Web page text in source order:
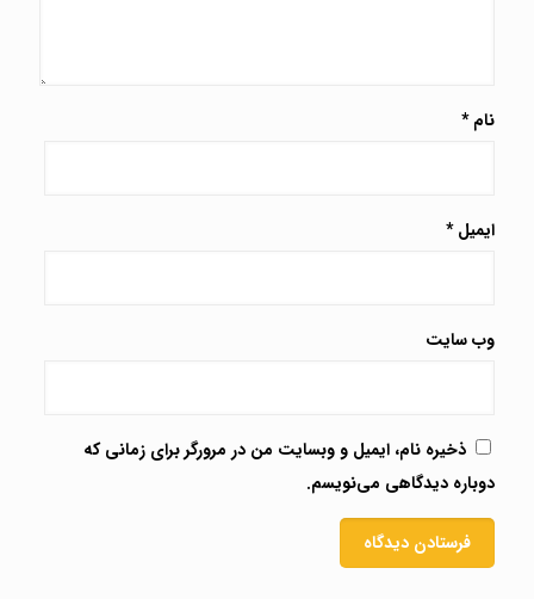
نام*
ایمیل*
وب‌ سایت
ذخیره نام، ایمیل و وبسایت من در مرورگر برای زمانی که
دوباره دیدگاهی می‌نویسم.